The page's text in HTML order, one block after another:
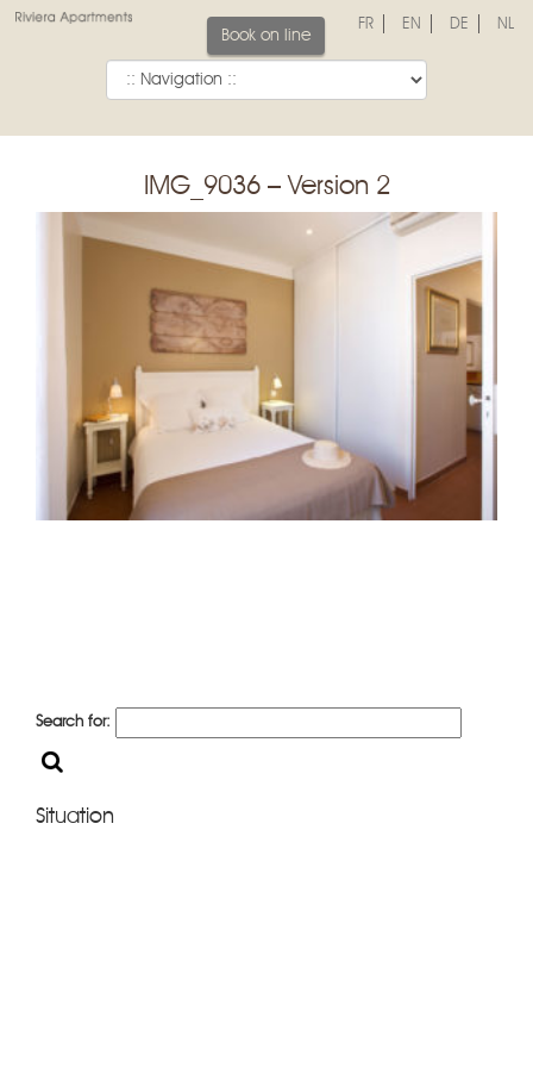
FR EN DE NL
Book on line
IMG_9036 – Version 2
Search for:
Situation